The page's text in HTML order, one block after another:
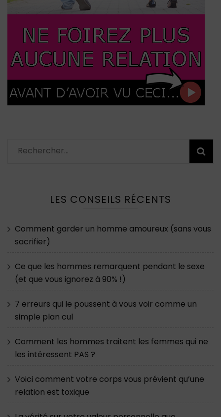
Rechercher :
LES CONSEILS RÉCENTS
Comment garder un homme amoureux (sans vous
sacrifier)
Ce que les hommes remarquent pendant le sexe
(et que vous ignorez à 90% !)
7 erreurs qui le poussent à vous voir comme un
simple plan cul
Comment les hommes traitent les femmes qui ne
les intéressent PAS ?
Voici comment votre corps vous prévient qu’une
relation est toxique